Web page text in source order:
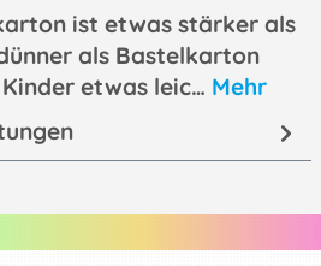
ist etwas stärker als
als Bastelkarton
etwas leic… Mehr